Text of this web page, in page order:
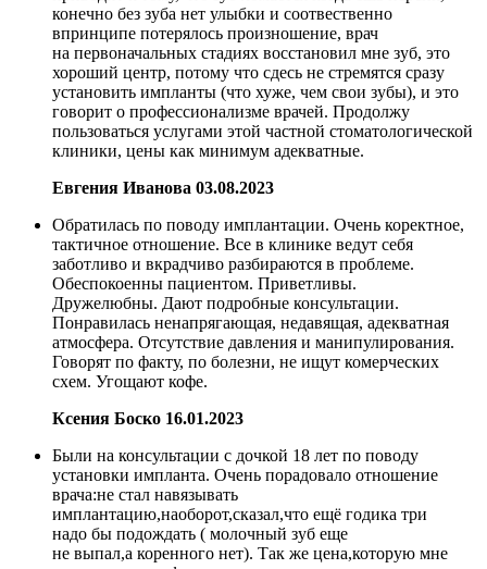
конечно без зуба нет улыбки и соотвественно
впринципе потерялось произношение, врач
на первоначальных стадиях восстановил мне зуб, это
хороший центр, потому что сдесь не стремятся сразу
установить импланты (что хуже, чем свои зубы), и это
говорит о профессионализме врачей. Продолжу
пользоваться услугами этой частной стоматологической
клиники, цены как минимум адекватные.
Евгения Иванова 03.08.2023
Обратилась по поводу имплантации. Очень коректное,
тактичное отношение. Все в клинике ведут себя
заботливо и вкрадчиво разбираются в проблеме.
Обеспокоенны пациентом. Приветливы.
Дружелюбны. Дают подробные консультации.
Понравилась ненапрягающая, недавящая, адекватная
атмосфера. Отсутствие давления и манипулирования.
Говорят по факту, по болезни, не ищут комерческих
схем. Угощают кофе.
Ксения Боско 16.01.2023
Были на консультации с дочкой 18 лет по поводу
установки импланта. Очень порадовало отношение
врача:не стал навязывать
имплантацию,наоборот,сказал,что ещё годика три
надо бы подождать ( молочный зуб еще
не выпал,а коренного нет). Так же цена,которую мне